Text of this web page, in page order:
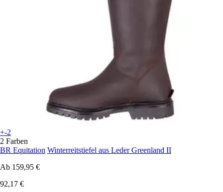
+-2
2 Farben
BR Equitation Winterreitstiefel aus Leder Greenland II
Ab 159,95 €
92,17 €